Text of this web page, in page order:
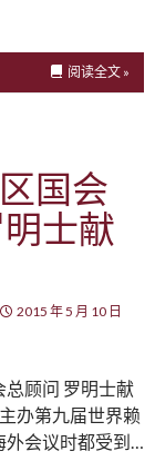
阅读全文 »
国会
士献
2015 年 5 月 10 日
总顾问 罗明士献
办第九届世界赖
外会议时都受到…